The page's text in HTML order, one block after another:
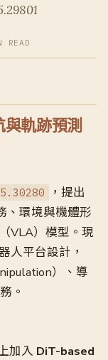
READ
軌跡預測
，提出
、環境與機體形
VLA）模型。現
人平台設計，
）、導
。
加入 DiT-based